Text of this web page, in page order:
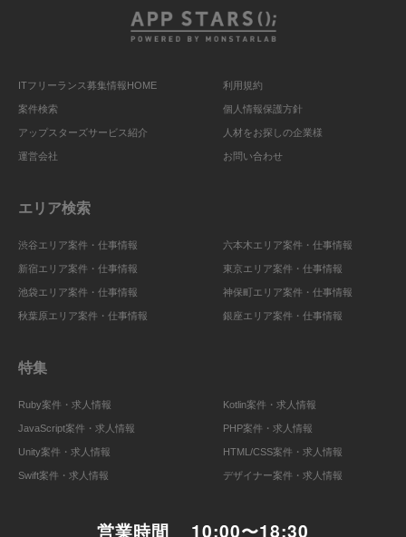
ITフリーランス募集情報HOME
案件検索
アップスターズサービス紹介
運営会社
利用規約
個人情報保護方針
人材をお探しの企業様
お問い合わせ
エリア検索
渋谷エリア案件・仕事情報
新宿エリア案件・仕事情報
池袋エリア案件・仕事情報
秋葉原エリア案件・仕事情報
六本木エリア案件・仕事情報
東京エリア案件・仕事情報
神保町エリア案件・仕事情報
銀座エリア案件・仕事情報
特集
Ruby案件・求人情報
JavaScript案件・求人情報
Unity案件・求人情報
Swift案件・求人情報
Kotlin案件・求人情報
PHP案件・求人情報
HTML/CSS案件・求人情報
デザイナー案件・求人情報
営業時間 10:00〜18:30